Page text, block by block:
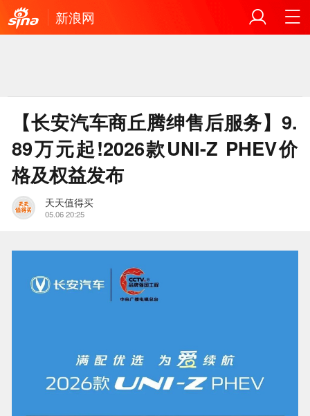
新浪网
【长安汽车商丘腾绅售后服务】9.
89万元起!2026款UNI-Z PHEV价
格及权益发布
天天值得买
05.06 20:25